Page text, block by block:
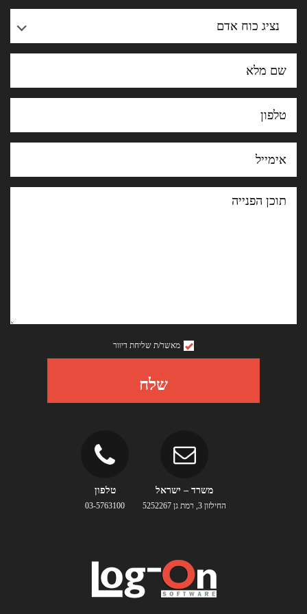
נציג כוח אדם
תוכן
הפנייה
מאשר/ת שליחת דיוור
שלח
משרד – ישראל
החילזון 3, רמת גן 5252267
טלפון
03-5763100